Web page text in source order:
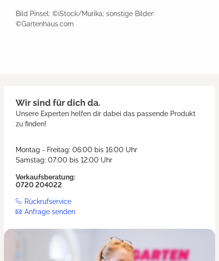
Bild Pinsel: ©iStock/Murika; sonstige Bilder:
©Gartenhaus.com
Wir sind für dich da.
Unsere Experten helfen dir dabei das passende Produkt
zu finden!
Montag - Freitag: 06:00 bis 16:00 Uhr
Samstag: 07:00 bis 12:00 Uhr
Verkaufsberatung:
0720 204022
Rückrufservice
Anfrage senden